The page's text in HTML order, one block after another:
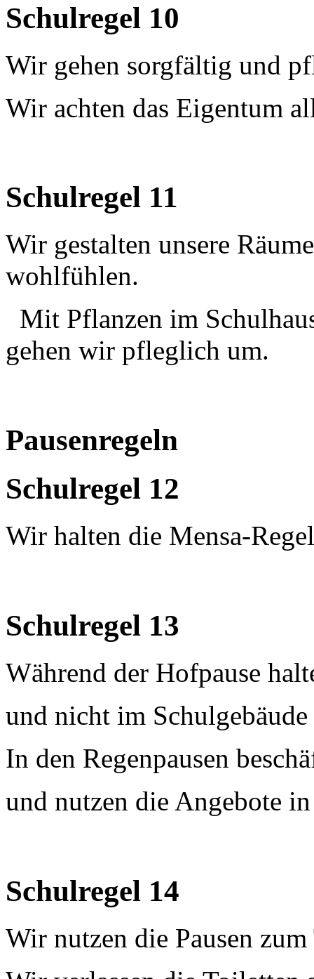
Schulregel 10
Wir gehen sorgfältig und
Wir achten das Eigentum
Schulregel 11
Wir gestalten unsere
wohlfühlen.
Mit Pflanzen im
gehen wir pfleglich um.
Pausenregeln
Schulregel 12
Wir halten die Mensa-
Schulregel 13
Während der Hofpause
und nicht im
In den Regenpausen
und nutzen die Angebote
Schulregel 14
Wir nutzen die Pausen